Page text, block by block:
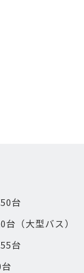
台
台（大型バス）
台